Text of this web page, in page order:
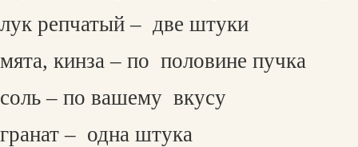
лук репчатый – две штуки
мята, кинза – по половине пучка
соль – по вашему вкусу
гранат – одна штука